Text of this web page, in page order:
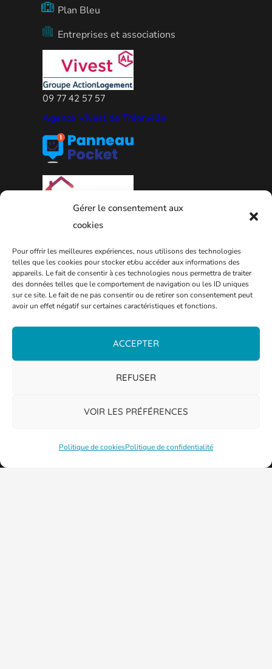
Gérer le consentement aux
cookies
Pour offrir les meilleures expériences, nous utilisons des technologies
telles que les cookies pour stocker et/ou accéder aux informations des
appareils. Le fait de consentir à ces technologies nous permettra de traiter
des données telles que le comportement de navigation ou les ID uniques
sur ce site. Le fait de ne pas consentir ou de retirer son consentement peut
avoir un effet négatif sur certaines caractéristiques et fonctions.
ACCEPTER
REFUSER
VOIR LES PRÉFÉRENCES
Politique de cookiesPolitique de confidentialité
Plan Bleu
Entreprises et associations
09 77 42 57 57
Agence Vivest de Thionville
PLAN DE LA VILLE